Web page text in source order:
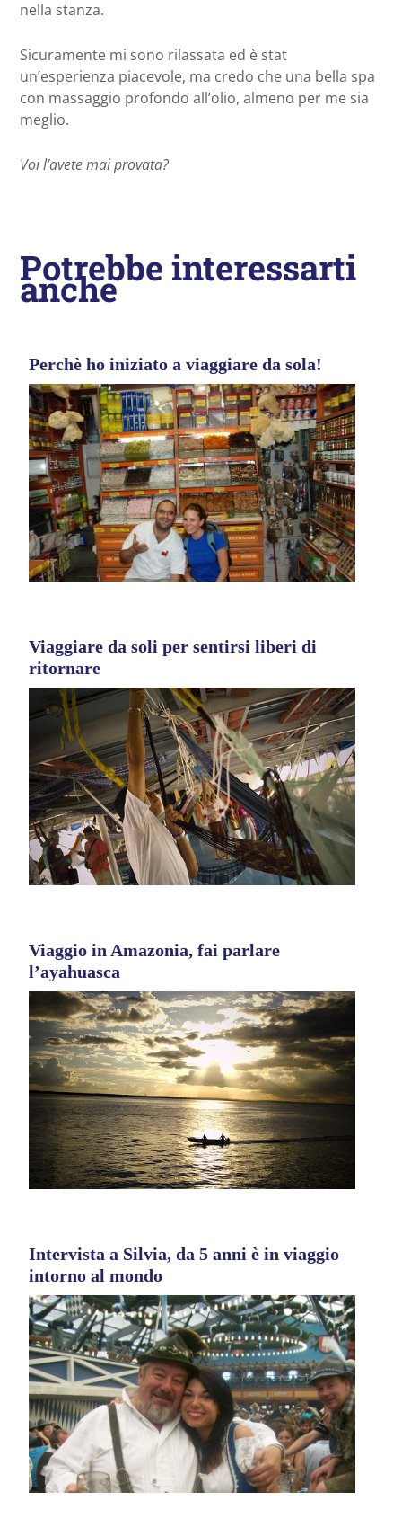
nella stanza.
Sicuramente mi sono rilassata ed è stat
un’esperienza piacevole, ma credo che una bella spa
con massaggio profondo all’olio, almeno per me sia
meglio.
Voi l’avete mai provata?
Potrebbe interessarti
anche
Perchè ho iniziato a viaggiare da sola!
Viaggiare da soli per sentirsi liberi di
ritornare
Viaggio in Amazonia, fai parlare
l’ayahuasca
Intervista a Silvia, da 5 anni è in viaggio
intorno al mondo